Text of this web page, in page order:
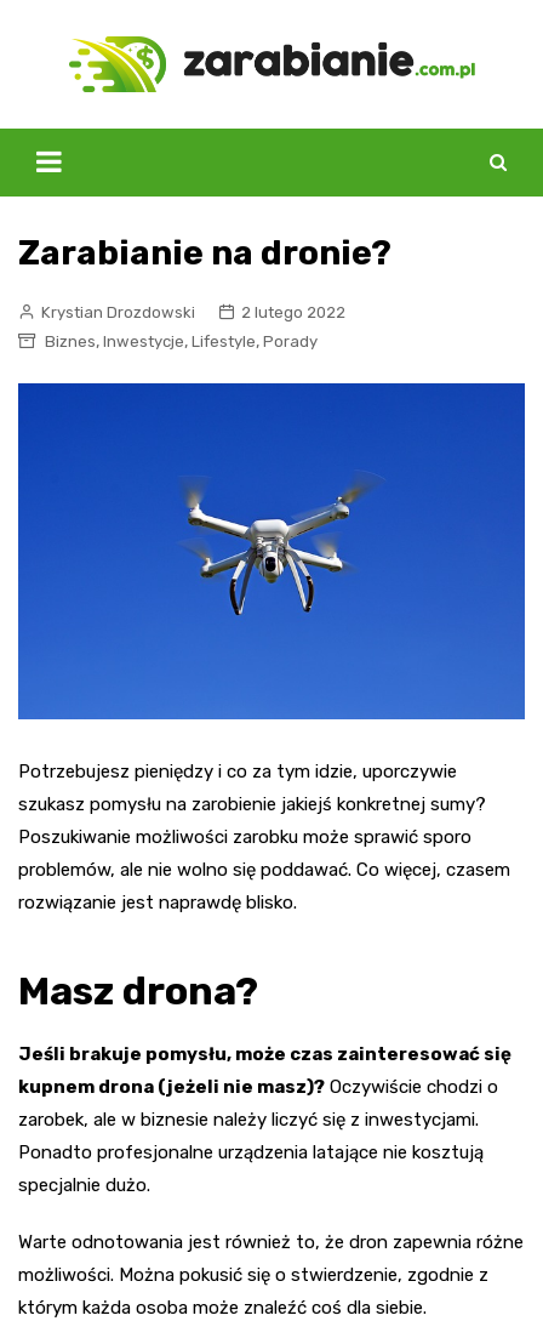
Zarabianie na dronie?
Krystian Drozdowski
2 lutego 2022
Biznes, Inwestycje, Lifestyle, Porady
Potrzebujesz pieniędzy i co za tym idzie, uporczywie
szukasz pomysłu na zarobienie jakiejś konkretnej sumy?
Poszukiwanie możliwości zarobku może sprawić sporo
problemów, ale nie wolno się poddawać. Co więcej, czasem
rozwiązanie jest naprawdę blisko.
Masz drona?
Jeśli brakuje pomysłu, może czas zainteresować się
kupnem drona (jeżeli nie masz)? Oczywiście chodzi o
zarobek, ale w biznesie należy liczyć się z inwestycjami.
Ponadto profesjonalne urządzenia latające nie kosztują
specjalnie dużo.
Warte odnotowania jest również to, że dron zapewnia różne
możliwości. Można pokusić się o stwierdzenie, zgodnie z
którym każda osoba może znaleźć coś dla siebie.